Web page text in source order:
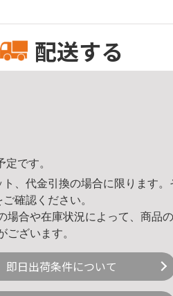
配送する
です。
、代金引換の場合に限ります。
ご確認ください。
場合や在庫状況によって、商品
ございます。
即日出荷条件について